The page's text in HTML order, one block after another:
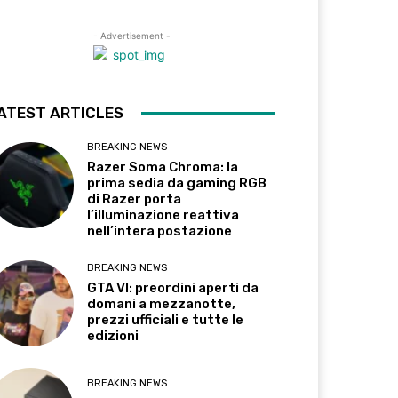
- Advertisement -
ARTICLES
BREAKING NEWS
Razer Soma Chroma: la
prima sedia da gaming RGB
di Razer porta
l’illuminazione reattiva
nell’intera postazione
BREAKING NEWS
GTA VI: preordini aperti da
domani a mezzanotte,
prezzi ufficiali e tutte le
edizioni
BREAKING NEWS